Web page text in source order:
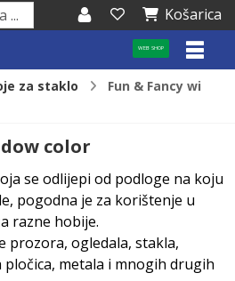
Košarica
WEB SHOP
za staklo
Fun & Fancy wi
color
se odlijepi od podloge na koju
pogodna je za korištenje u
razne hobije.
prozora, ogledala, stakla,
metala i mnogih drugih